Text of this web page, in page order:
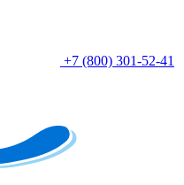
+7 (800) 301-52-41